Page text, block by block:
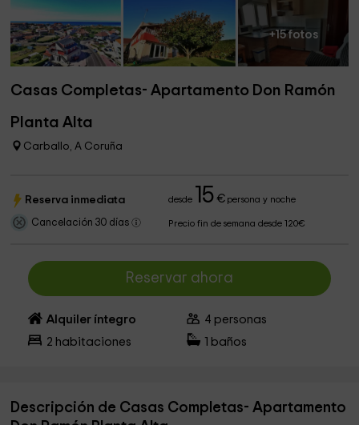
+15 fotos
Casas Completas- Apartamento Don Ramón
Planta Alta
Carballo, A Coruña
Reserva inmediata desde 15 €persona y noche
Cancelación 30 días Precio fin de semana desde 120€
Reservar ahora
Alquiler íntegro 4 personas
2 habitaciones baños
Descripción de Casas Completas- Apartamento